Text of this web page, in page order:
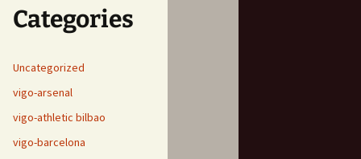
Categories
Uncategorized
vigo-arsenal
vigo-athletic bilbao
vigo-barcelona